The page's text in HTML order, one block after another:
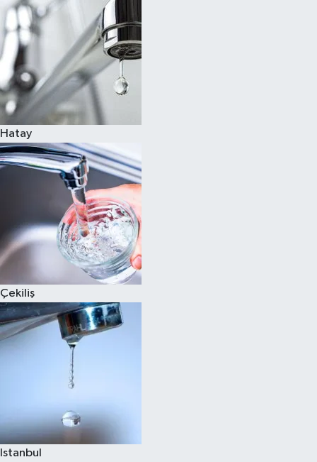
Hatay
Çekiliş
Istanbul